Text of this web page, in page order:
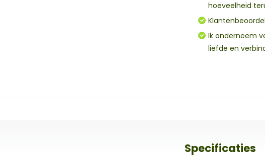
hoeveelheid
Ik onderneem vanuit mijn hart, omdat ik verlang naar een wereld waarin
liefde en
Specificaties